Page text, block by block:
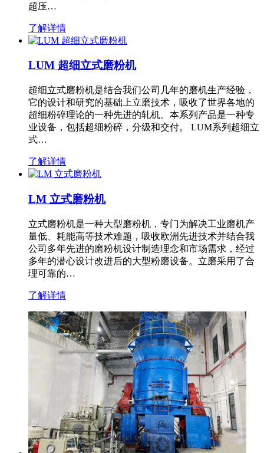
超压…
了解详情
LUM 超细立式磨粉机
超细立式磨粉机是结合我们公司几年的磨机生产经验，
它的设计和研究的基础上立磨技术，吸收了世界各地的
超细粉碎理论的一种先进的轧机。本系列产品是一种专
业设备，包括超细粉碎，分级和交付。 LUM系列超细立
式…
了解详情
LM 立式磨粉机
立式磨粉机是一种大型磨粉机，专门为解决工业磨机产
量低、耗能高等技术难题，吸收欧洲先进技术并结合我
公司多年先进的磨粉机设计制造理念和市场需求，经过
多年的潜心设计改进后的大型粉磨设备。立磨采用了合
理可靠的…
了解详情